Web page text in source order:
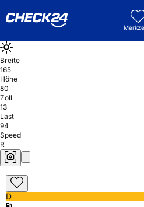
Breite
165
Höhe
80
Zoll
13
Last
94
Speed
R
D